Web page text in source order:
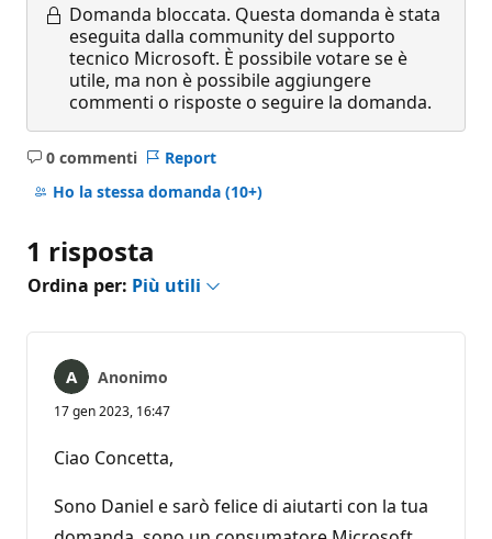
Domanda bloccata. Questa domanda è stata
eseguita dalla community del supporto
tecnico Microsoft. È possibile votare se è
utile, ma non è possibile aggiungere
commenti o risposte o seguire la domanda.
0 commenti
Nessun
commento
Report
Ho la stessa domanda (10+)
1 risposta
Ordina per: Più utili
Anonimo
17 gen 2023, 16:47
Ciao Concetta,
Sono Daniel e sarò felice di aiutarti con la tua